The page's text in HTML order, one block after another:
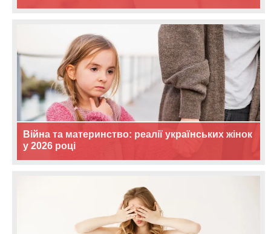
Війна та материнство: реалії українських жінок
у 2026 році